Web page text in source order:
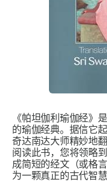
《帕坦伽利瑜伽经》
的瑜伽经典。据信它
奇达南达大师精妙地
阅读此书，您将领略
成简短的经文（或格
为一颗真正的古代智